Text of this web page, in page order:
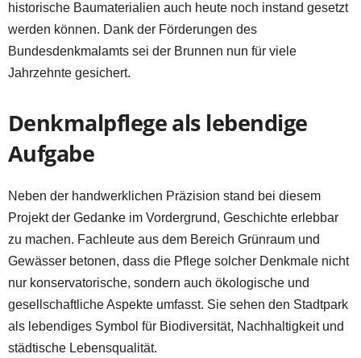
historische Baumaterialien auch heute noch instand gesetzt
werden können. Dank der Förderungen des
Bundesdenkmalamts sei der Brunnen nun für viele
Jahrzehnte gesichert.
Denkmalpflege als lebendige
Aufgabe
Neben der handwerklichen Präzision stand bei diesem
Projekt der Gedanke im Vordergrund, Geschichte erlebbar
zu machen. Fachleute aus dem Bereich Grünraum und
Gewässer betonen, dass die Pflege solcher Denkmale nicht
nur konservatorische, sondern auch ökologische und
gesellschaftliche Aspekte umfasst. Sie sehen den Stadtpark
als lebendiges Symbol für Biodiversität, Nachhaltigkeit und
städtische Lebensqualität.